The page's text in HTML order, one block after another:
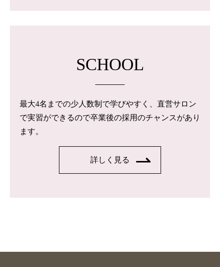
SCHOOL
最大4名までの少人数制で学びやすく、直営サロン
で実習ができるので卒業後の採用のチャンスがあり
ます。
詳しく見る